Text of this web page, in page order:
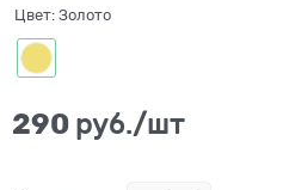
Цвет: Золото
290 руб./шт